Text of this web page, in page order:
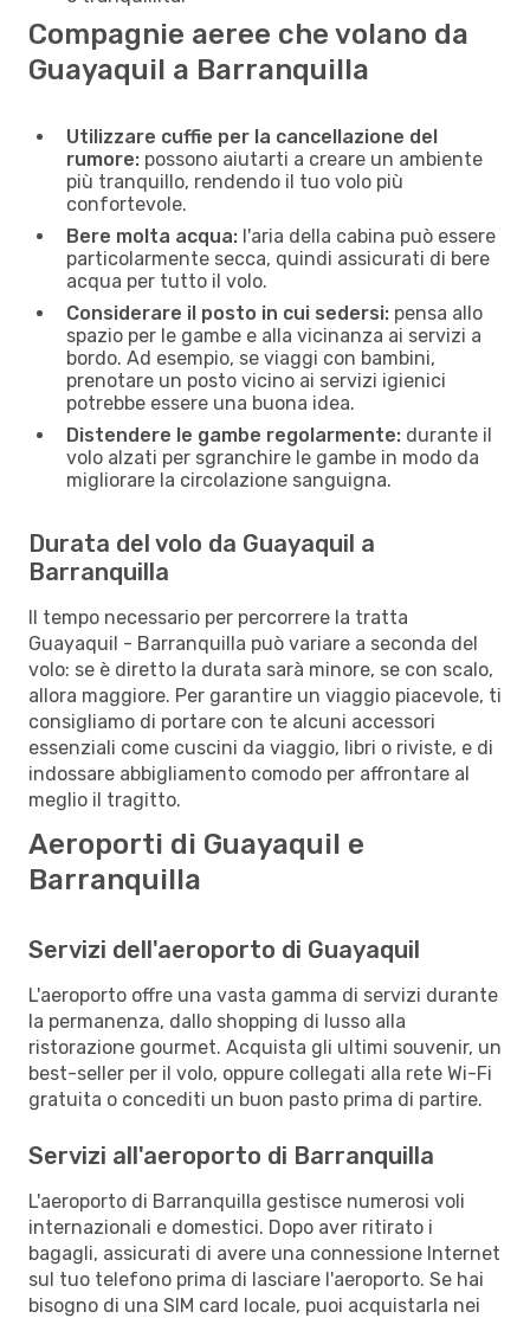
Compagnie aeree che volano da
Guayaquil a Barranquilla
Utilizzare cuffie per la cancellazione del
rumore: possono aiutarti a creare un ambiente
più tranquillo, rendendo il tuo volo più
confortevole.
Bere molta acqua: l'aria della cabina può essere
particolarmente secca, quindi assicurati di bere
acqua per tutto il volo.
Considerare il posto in cui sedersi: pensa allo
spazio per le gambe e alla vicinanza ai servizi a
bordo. Ad esempio, se viaggi con bambini,
prenotare un posto vicino ai servizi igienici
potrebbe essere una buona idea.
Distendere le gambe regolarmente: durante il
volo alzati per sgranchire le gambe in modo da
migliorare la circolazione sanguigna.
Durata del volo da Guayaquil a
Barranquilla
Il tempo necessario per percorrere la tratta
Guayaquil - Barranquilla può variare a seconda del
volo: se è diretto la durata sarà minore, se con scalo,
allora maggiore. Per garantire un viaggio piacevole, ti
consigliamo di portare con te alcuni accessori
essenziali come cuscini da viaggio, libri o riviste, e di
indossare abbigliamento comodo per affrontare al
meglio il tragitto.
Aeroporti di Guayaquil e
Barranquilla
Servizi dell'aeroporto di Guayaquil
L'aeroporto offre una vasta gamma di servizi durante
la permanenza, dallo shopping di lusso alla
ristorazione gourmet. Acquista gli ultimi souvenir, un
best-seller per il volo, oppure collegati alla rete Wi-Fi
gratuita o concediti un buon pasto prima di partire.
Servizi all'aeroporto di Barranquilla
L'aeroporto di Barranquilla gestisce numerosi voli
internazionali e domestici. Dopo aver ritirato i
bagagli, assicurati di avere una connessione Internet
sul tuo telefono prima di lasciare l'aeroporto. Se hai
bisogno di una SIM card locale, puoi acquistarla nei